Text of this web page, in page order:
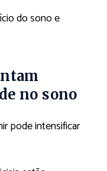
do sono e
no sono
pode intensificar